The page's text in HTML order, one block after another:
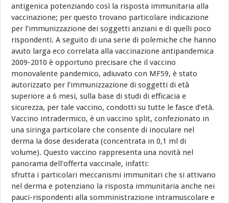
antigenica potenziando così la risposta immunitaria alla
vaccinazione; per questo trovano particolare indicazione
per l’immunizzazione dei soggetti anziani e di quelli poco
rispondenti. A seguito di una serie di polemiche che hanno
avuto larga eco correlata alla vaccinazione antipandemica
2009-2010 è opportuno precisare che il vaccino
monovalente pandemico, adiuvato con MF59, è stato
autorizzato per l’immunizzazione di soggetti di età
superiore a 6 mesi, sulla base di studi di efficacia e
sicurezza, per tale vaccino, condotti su tutte le fasce d’età.
Vaccino intradermico, è un vaccino split, confezionato in
una siringa particolare che consente di inoculare nel
derma la dose desiderata (concentrata in 0,1 ml di
volume). Questo vaccino rappresenta una novità nel
panorama dell’offerta vaccinale, infatti:
sfrutta i particolari meccanismi immunitari che si attivano
nel derma e potenziano la risposta immunitaria anche nei
pauci-rispondenti alla somministrazione intramuscolare e